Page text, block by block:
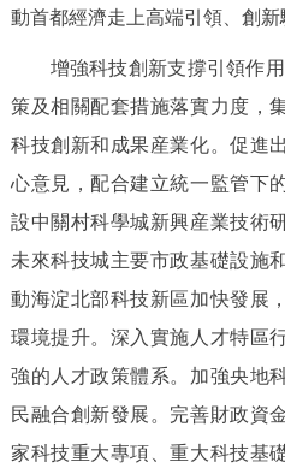
動首都經濟走上高端引領、創新
增強科技創新支撐引領作用
策及相關配套措施落實力度，
科技創新和成果産業化。促進
心意見，配合建立統一監管下
設中關村科學城新興産業技術
未來科技城主要市政基礎設施
動海淀北部科技新區加快發展
環境提升。深入實施人才特區
強的人才政策體系。加強央地
民融合創新發展。完善財政資
家科技重大專項、重大科技基